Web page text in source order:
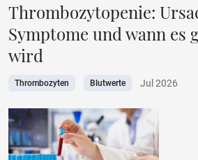
Thrombozytopenie:
Symptome und wann es
wird
Thrombozyten Blutwerte Jul 2026